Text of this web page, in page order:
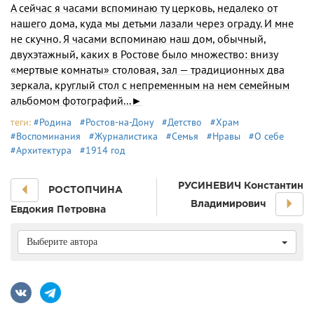
А сейчас я часами вспоминаю ту церковь, недалеко от
нашего дома, куда мы детьми лазали через ограду. И мне
не скучно. Я часами вспоминаю наш дом, обычный,
двухэтажный, каких в Ростове было множество: внизу
«мертвые комнаты» столовая, зал — традиционных два
зеркала, круглый стол с непременным на нем семейным
альбомом фотографий...►
теги: #Родина #Ростов-на-Дону #Детство
#Храм
#Воспоминания
#Журналистика #Семья #Нравы
#О себе
#Архитектура
#1914 год
РОСТОПЧИНА
Евдокия Петровна
РУСИНЕВИЧ Константин
Владимирович
Выберите автора